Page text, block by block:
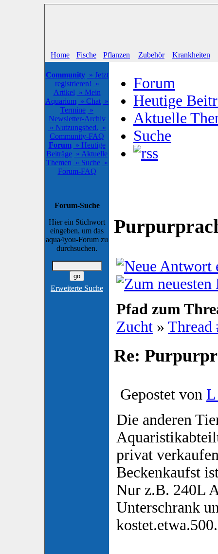
Home Fische Pflanzen Zubehör Krankheiten
Community » Jetzt
registrieren! »
Artikel » Mein
Aquarium » Chat »
Termine »
Newsletter-Archiv
» Nutzungsbed. »
Community-FAQ
Forum » Heutige
Beiträge » Aktuelle
Themen » Suche »
Forum-FAQ
Forum-Suche
Hier ein Stichwort
eingeben, um das
aqua4you-Forum zu
durchsuchen.
Erweiterte Suche
Forum
Heutige
Aktuelle
Suche
Pfad zum
Zucht » Thread
Re:
Gepostet von L
Die anderen
privat
Beckenkaufst
Nur z.B. 240L
Unterschrank